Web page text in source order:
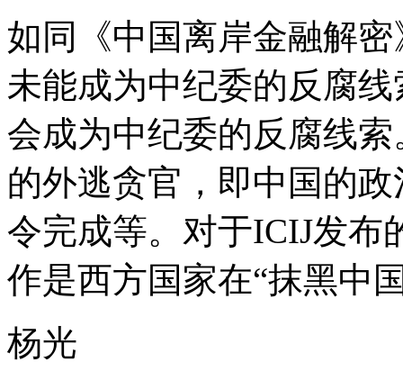
如同《中国离岸金融解
未能成为中纪委的反腐
会成为中纪委的反腐线
的外逃贪官，即中国的
令完成等。对于ICIJ发布
作是西方国家在“抹黑中
杨光